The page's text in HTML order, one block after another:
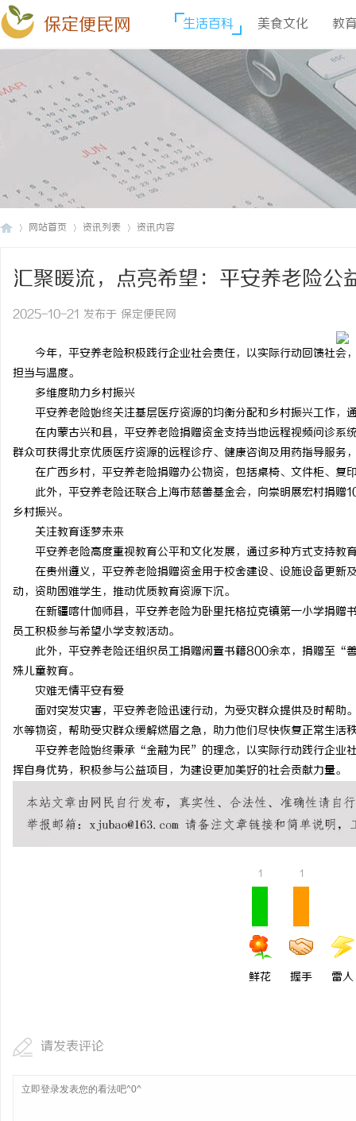
保定便民网 生活百科 美食文化 教
网站首页 资讯列表 资讯内容
汇聚暖流，点亮希望：平安养老险公
2025-10-21 发布于 保定便民网
今年，平安养老险积极践行企业社会责任，以实际行动回馈社会
担当与温度。
多维度助力乡村振兴
平安养老险始终关注基层医疗资源的均衡分配和乡村振兴工作，
在内蒙古兴和县，平安养老险捐赠资金支持当地远程视频问诊系
群众可获得北京优质医疗资源的远程诊疗、健康咨询及用药指导服务
在广西乡村，平安养老险捐赠办公物资，包括桌椅、文件柜、复
此外，平安养老险还联合上海市慈善基金会，向崇明展宏村捐赠
乡村振兴。
关注教育逐梦未来
平安养老险高度重视教育公平和文化发展，通过多种方式支持教
在贵州遵义，平安养老险捐赠资金用于校舍建设、设施设备更新
动，资助困难学生，推动优质教育资源下沉。
在新疆喀什伽师县，平安养老险为卧里托格拉克镇第一小学捐赠
员工积极参与希望小学支教活动。
此外，平安养老险还组织员工捐赠闲置书籍800余本，捐赠至“
殊儿童教育。
灾难无情平安有爱
面对突发灾害，平安养老险迅速行动，为受灾群众提供及时帮助
水等物资，帮助受灾群众缓解燃眉之急，助力他们尽快恢复正常生活
平安养老险始终秉承“金融为民”的理念，以实际行动践行企业社
挥自身优势，积极参与公益项目，为建设更加美好的社会贡献力量。
1
鲜花
1
握手 雷人
请发表评论
贝净 AC 国际医疗实验
全解析